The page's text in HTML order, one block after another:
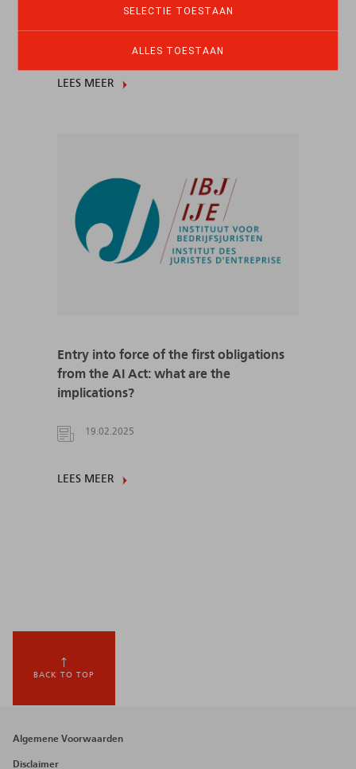
SELECTIE TOESTAAN
ALLES TOESTAAN
LEES MEER
Entry into force of the first obligations
from the AI Act: what are the
implications?
19.02.2025
LEES MEER
BACK TO TOP
Footer
Algemene Voorwaarden
Disclaimer